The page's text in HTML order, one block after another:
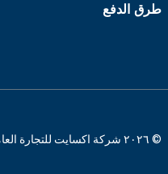
طرق الدفع
© ٢٠٢٦ شركة اكسايت للتجارة العامة ش.ش.و